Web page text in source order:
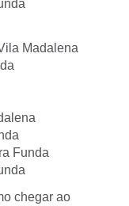
Madalena
Funda
chegar ao